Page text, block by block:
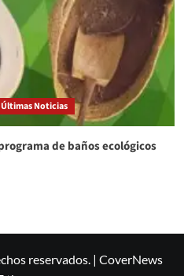
Últimas Noticias
de baños ecológicos
reservados. | CoverNews